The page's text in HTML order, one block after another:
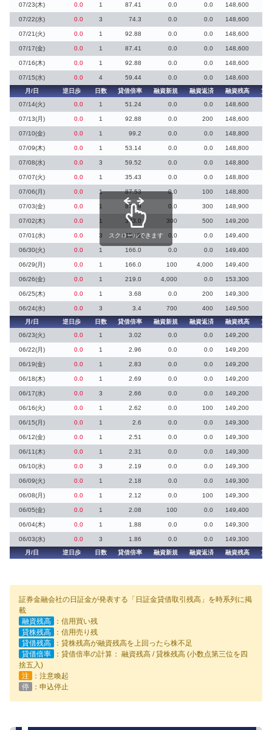
07/23(木) 0.0 1 87.41 0.0 0.0 148,600
07/22(水) 0.0 3 74.3 0.0 0.0 148,600
07/21(火) 0.0 1 92.88 0.0 0.0 148,600
07/17(金) 0.0 1 87.41 0.0 0.0 148,600
07/16(木) 0.0 1 92.88 0.0 0.0 148,600
07/15(水) 0.0 4 59.44 0.0 0.0
148,600
月/日
逆日歩 日数 貸借倍率 融資新規 融資返済 融資残高
貸
07/14(火)
0.0 1 51.24 0.0 0.0 148,600
07/13(月) 0.0 1 92.88 0.0 200 148,600
07/10(金) 0.0 1 99.2 0.0 0.0 148,800
07/09(木) 0.0 1 53.14 0.0 0.0 148,800
07/08(水) 0.0 3 59.52 0.0 0.0 148,800
07/07(火) 0.0 1 35.43 0.0 0.0 148,800
07/06(月) 0.0 1 87.53 0.0 100 148,800
07/03(金) 0.0 1 87.59 0.0 300 148,900
07/02(木) 0.0 1 373.0 300 500 149,200
07/01(水) 0.0 3 135.82 0.0 0.0 149,400
06/30(火) 0.0 1 166.0 0.0 0.0 149,400
06/29(月) 0.0 1 166.0 100 4,000 149,400
06/26(金) 0.0 1 219.0 4,000 0.0 153,300
06/25(木) 0.0 1 3.68 0.0 200 149,300
06/24(水) 0.0 3 3.4 700 400
149,500
月/日
逆日歩 日数 貸借倍率 融資新規 融資返済 融資残高
貸
06/23(火)
0.0 1 3.02 0.0 0.0 149,200
06/22(月) 0.0 1 2.96 0.0 0.0 149,200
06/19(金) 0.0 1 2.83 0.0 0.0 149,200
06/18(木) 0.0 1 2.69 0.0 0.0 149,200
06/17(水) 0.0 3 2.66 0.0 0.0 149,200
06/16(火) 0.0 1 2.62 0.0 100 149,200
06/15(月) 0.0 1 2.6 0.0 0.0 149,300
06/12(金) 0.0 1 2.51 0.0 0.0 149,300
06/11(木) 0.0 1 2.31 0.0 0.0 149,300
06/10(水) 0.0 3 2.19 0.0 0.0 149,300
06/09(火) 0.0 1 2.18 0.0 0.0 149,300
06/08(月) 0.0 1 2.12 0.0 100 149,300
06/05(金) 0.0 1 2.08 100 0.0 149,400
06/04(木) 0.0 1 1.88 0.0 0.0 149,300
06/03(水) 0.0 3 1.86 0.0 0.0
149,300
月/日
逆日歩 日数 貸借倍率 融資新規 融資返済 融資残高 貸
スクロールできます
証券金融会社の日証金が発表する「日証金貸借取引残高」を時系列に掲
載
融資残高
：信用買い残
貸株残高
：信用売り残
貸借残高
：貸株残高が融資残高を上回ったら株不足
貸借倍率
：貸借倍率の計算： 融資残高 / 貸株残高 (小数点第三位を四
捨五入)
注
：注意喚起
停
：申込停止